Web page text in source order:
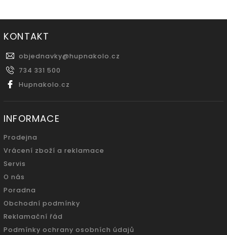
KONTAKT
objednavky@hupnakolo.cz
734 331 500
Hupnakolo.cz
INFORMACE
Prodejna
Vrácení zboží a reklamace
Servis
O nás
Poradna
Obchodní podmínky
Reklamační řád
Podmínky ochrany osobních údajů